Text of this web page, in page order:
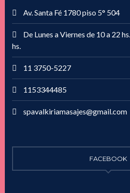
Av. Santa Fé 1780 piso 5° 504
De Lunes a Viernes de 10 a 22
hs.
11 3750-5227
1153344485
spavalkiriamasajes@gmail.com
FACEBOOK